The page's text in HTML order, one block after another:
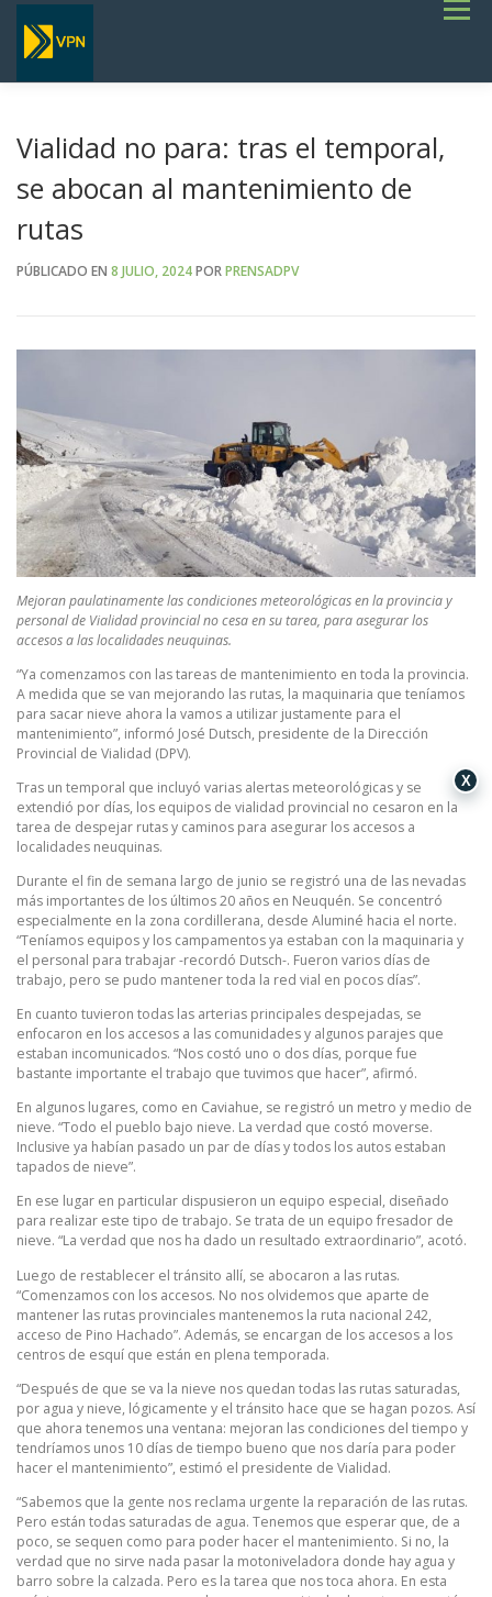
Saltar
contenido
Menú
SERVICIOS
TERMINOS DE REFERENCIA GENERALES- OBRAS VIALES
Vialidad no para: tras el temporal,
se abocan al mantenimiento de
rutas
PÚBLICADO EN 8 JULIO, 2024PORPRENSADPV
Mejoran paulatinamente las condiciones meteorológicas en la provincia y
personal de Vialidad provincial no cesa en su tarea, para asegurar los
accesos a las localidades neuquinas.
“Ya comenzamos con las tareas de mantenimiento en toda la provincia.
A medida que se van mejorando las rutas, la maquinaria que teníamos
para sacar nieve ahora la vamos a utilizar justamente para el
mantenimiento”, informó José Dutsch, presidente de la Dirección
Provincial de Vialidad (DPV).
Tras un temporal que incluyó varias alertas meteorológicas y se
extendió por días, los equipos de vialidad provincial no cesaron en la
tarea de despejar rutas y caminos para asegurar los accesos a
localidades neuquinas.
Durante el fin de semana largo de junio se registró una de las nevadas
más importantes de los últimos 20 años en Neuquén. Se concentró
especialmente en la zona cordillerana, desde Aluminé hacia el norte.
“Teníamos equipos y los campamentos ya estaban con la maquinaria y
el personal para trabajar -recordó Dutsch-. Fueron varios días de
trabajo, pero se pudo mantener toda la red vial en pocos días”.
En cuanto tuvieron todas las arterias principales despejadas, se
enfocaron en los accesos a las comunidades y algunos parajes que
estaban incomunicados. “Nos costó uno o dos días, porque fue
bastante importante el trabajo que tuvimos que hacer”, afirmó.
En algunos lugares, como en Caviahue, se registró un metro y medio de
nieve. “Todo el pueblo bajo nieve. La verdad que costó moverse.
Inclusive ya habían pasado un par de días y todos los autos estaban
tapados de nieve”.
En ese lugar en particular dispusieron un equipo especial, diseñado
para realizar este tipo de trabajo. Se trata de un equipo fresador de
nieve. “La verdad que nos ha dado un resultado extraordinario”, acotó.
Luego de restablecer el tránsito allí, se abocaron a las rutas.
“Comenzamos con los accesos. No nos olvidemos que aparte de
mantener las rutas provinciales mantenemos la ruta nacional 242,
acceso de Pino Hachado”. Además, se encargan de los accesos a los
centros de esquí que están en plena temporada.
“Después de que se va la nieve nos quedan todas las rutas saturadas,
por agua y nieve, lógicamente y el tránsito hace que se hagan pozos. Así
que ahora tenemos una ventana: mejoran las condiciones del tiempo y
tendríamos unos 10 días de tiempo bueno que nos daría para poder
hacer el mantenimiento”, estimó el presidente de Vialidad.
“Sabemos que la gente nos reclama urgente la reparación de las rutas.
Pero están todas saturadas de agua. Tenemos que esperar que, de a
poco, se sequen como para poder hacer el mantenimiento. Si no, la
verdad que no sirve nada pasar la motoniveladora donde hay agua y
barro sobre la calzada. Pero es la tarea que nos toca ahora. En esta
X